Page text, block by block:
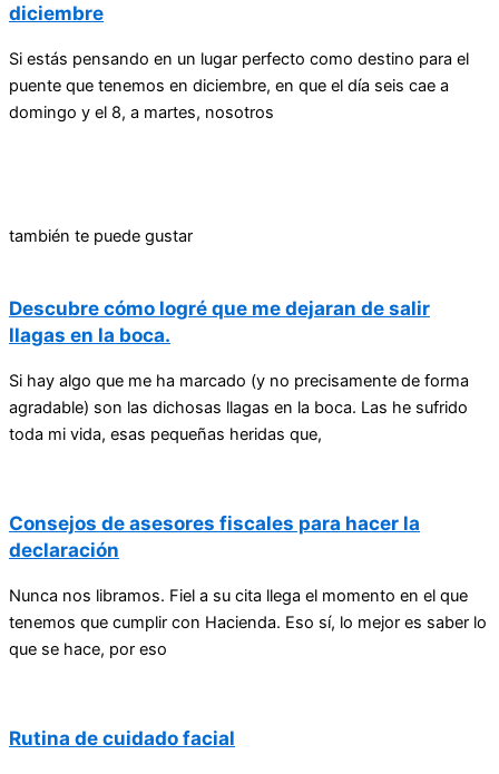
diciembre
Si estás pensando en un lugar perfecto como destino para el
puente que tenemos en diciembre, en que el día seis cae a
domingo y el 8, a martes, nosotros
también te puede gustar
Descubre cómo logré que me dejaran de salir
llagas en la boca.
Si hay algo que me ha marcado (y no precisamente de forma
agradable) son las dichosas llagas en la boca. Las he sufrido
toda mi vida, esas pequeñas heridas que,
Consejos de asesores fiscales para hacer la
declaración
Nunca nos libramos. Fiel a su cita llega el momento en el que
tenemos que cumplir con Hacienda. Eso sí, lo mejor es saber lo
que se hace, por eso
Rutina de cuidado facial